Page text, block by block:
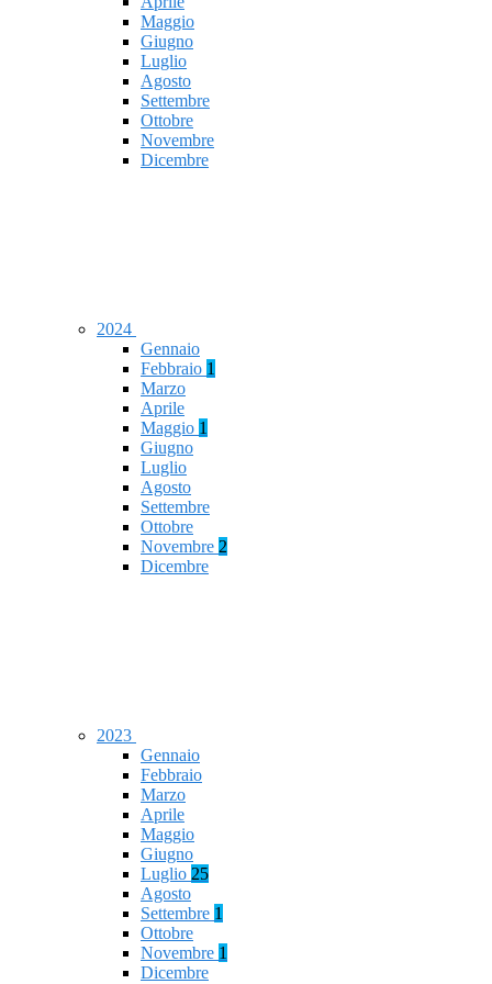
Maggio
Giugno
Luglio
Agosto
Settembre
Ottobre
Novembre
Dicembre
2024
Gennaio
Febbraio 1
Marzo
Aprile
Maggio 1
Giugno
Luglio
Agosto
Settembre
Ottobre
Novembre 2
Dicembre
2023
Gennaio
Febbraio
Marzo
Aprile
Maggio
Giugno
Luglio 25
Agosto
Settembre 1
Ottobre
Novembre 1
Dicembre